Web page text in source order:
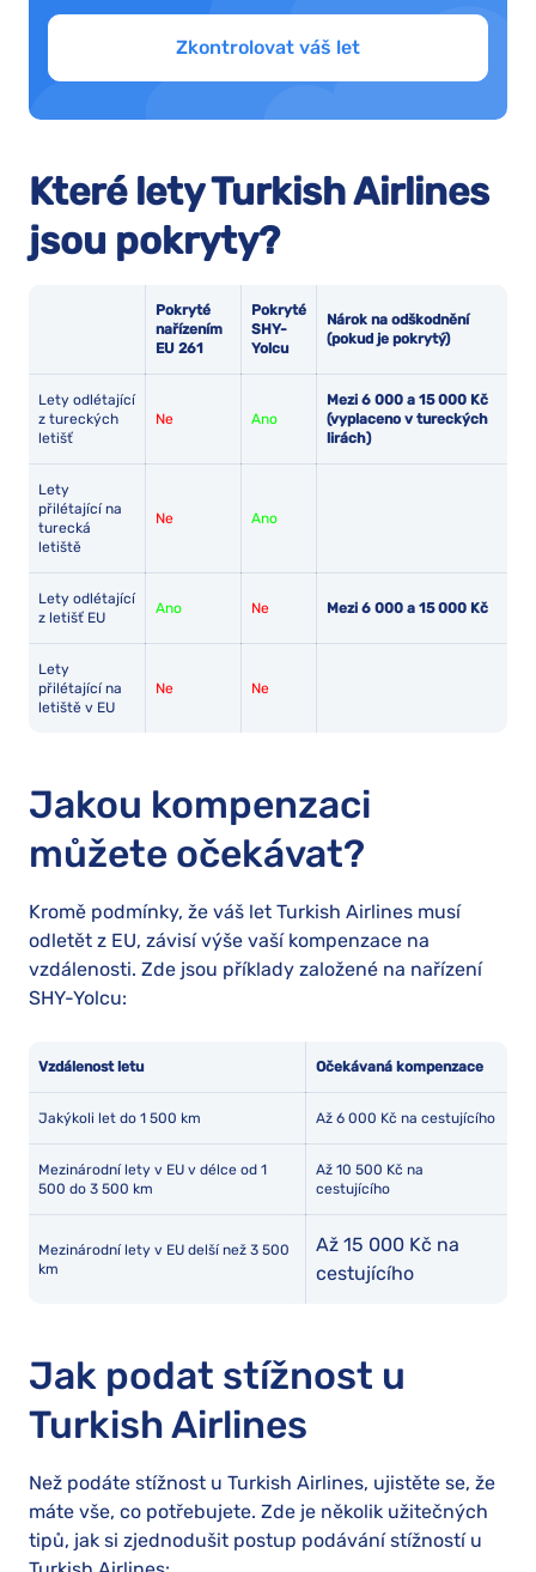
Zkontrolovat váš let
Které lety Turkish Airlines
jsou pokryty?
Pokryté
nařízením
EU 261
Pokryté
SHY-
Yolcu
Nárok na odškodnění
(pokud je pokrytý)
Lety odlétající
z tureckých
letišť
Ne Ano
Mezi 6 000 a 15 000 Kč
(vyplaceno v tureckých
lirách)
Lety
přilétající na
turecká
letiště
Ne Ano
Lety odlétající
z letišť EU
Ano Ne Mezi 6 000 a 15 000 Kč
Lety
přilétající na
letiště v EU
Ne Ne
Jakou kompenzaci
můžete očekávat?
Kromě podmínky, že váš let Turkish Airlines musí
odletět z EU, závisí výše vaší kompenzace na
vzdálenosti. Zde jsou příklady založené na nařízení
SHY-Yolcu:
Vzdálenost letu Očekávaná kompenzace
Jakýkoli let do 1 500 km Až 6 000 Kč na cestujícího
Mezinárodní lety v EU v délce od 1
500 do 3 500 km
Až 10 500 Kč na
cestujícího
Mezinárodní lety v EU delší než 3 500
km
Až 15 000 Kč na
cestujícího
Jak podat stížnost u
Turkish Airlines
Než podáte stížnost u Turkish Airlines, ujistěte se, že
máte vše, co potřebujete. Zde je několik užitečných
tipů, jak si zjednodušit postup podávání stížností u